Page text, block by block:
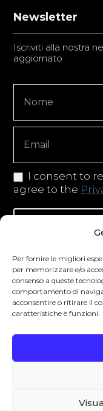
Per fornire le migliori
per memorizzare e/o
consenso a queste
comportamento di
acconsentire o ritirare il
caratteristiche e funzioni.
Newsletter
Iscriviti alla nostra
aggiornato
Signup
Copy
I consent to
agree to the
Degustibus
La vendita di
Paese di